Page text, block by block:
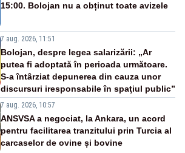
15:00. Bolojan nu a obținut toate avizele
7 aug. 2026, 11:51
Bolojan, despre legea salarizării: „Ar
putea fi adoptată în perioada următoare.
S-a întârziat depunerea din cauza unor
discursuri iresponsabile în spaţiul public”
7 aug. 2026, 10:57
ANSVSA a negociat, la Ankara, un acord
pentru facilitarea tranzitului prin Turcia al
carcaselor de ovine și bovine